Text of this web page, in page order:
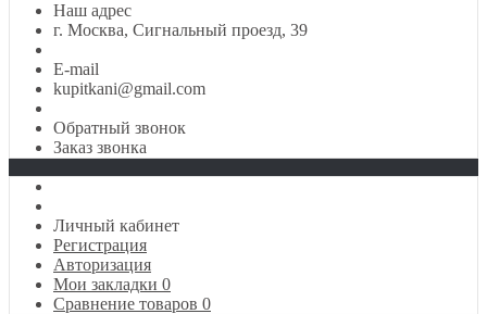
Наш адрес
г. Москва, Сигнальный проезд, 39
E-mail
kupitkani@gmail.com
Обратный звонок
Заказ звонка
Личный кабинет
Регистрация
Авторизация
Мои закладки 0
Сравнение товаров 0